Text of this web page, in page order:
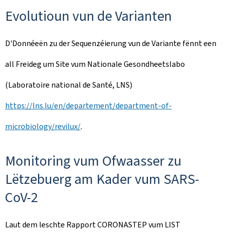
Evolutioun vun de Varianten
D'Donnéeën zu der Sequenzéierung vun de Variante fënnt een
all Freideg um Site vum Nationale Gesondheetslabo
(Laboratoire national de Santé, LNS)
https://lns.lu/en/departement/department-of-
microbiology/revilux/.
Monitoring vum Ofwaasser zu
Lëtzebuerg am Kader vum SARS-
CoV-2
Laut dem leschte Rapport CORONASTEP vum LIST